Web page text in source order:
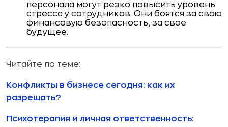
персонала могут резко повысить уровень
стресса у сотрудников. Они боятся за свою
финансовую безопасность, за свое
будущее.
Читайте по теме:
Конфликты в бизнесе сегодня: как их
разрешать?
Психотерапия и личная ответственность: